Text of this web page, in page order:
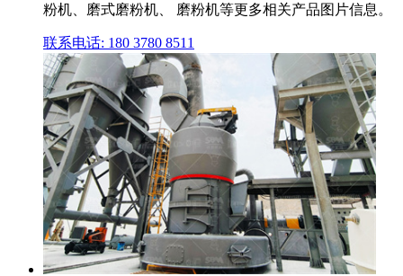
粉机、磨式磨粉机、 磨粉机等更多相关产品图片信息。
联系电话: 180 3780 8511